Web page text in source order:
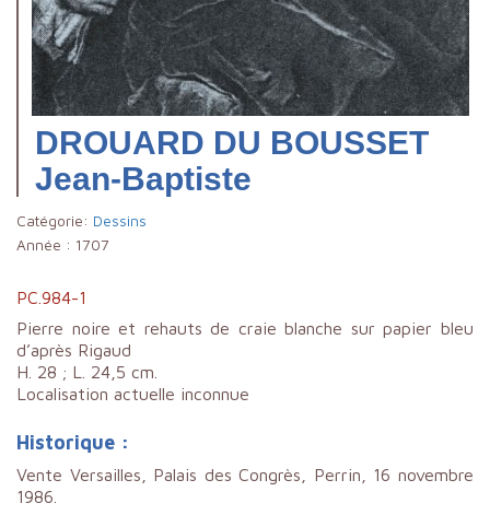
DROUARD DU BOUSSET
Jean-Baptiste
Catégorie: Dessins
Année : 1707
PC.984-1
Pierre noire et rehauts de craie blanche sur papier bleu
d’après Rigaud
H. 28 ; L. 24,5 cm.
Localisation actuelle inconnue
Historique :
Vente Versailles, Palais des Congrès, Perrin, 16 novembre
1986.